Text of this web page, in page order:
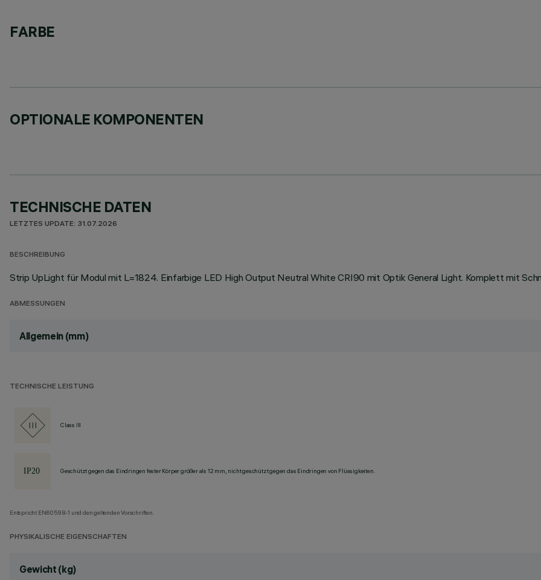
FARBE
OPTIONALE KOMPONENTEN
TECHNISCHE DATEN
LETZTES UPDATE: 31.07.2026
BESCHREIBUNG
Strip UpLight für Modul mit L=1824. Einfarbige LED High Output Neutral White CRI90 mit Optik General Light. Komplett mit
ABMESSUNGEN
Allgemein (mm)
TECHNISCHE LEISTUNG
Class III
Geschützt gegen das Eindringen fester Körper größer als 12 mm, nicht geschützt gegen das Eindringen von Flüssigkeiten.
Entspricht EN60598-1 und den geltenden Vorschriften.
PHYSIKALISCHE EIGENSCHAFTEN
Gewicht (kg)